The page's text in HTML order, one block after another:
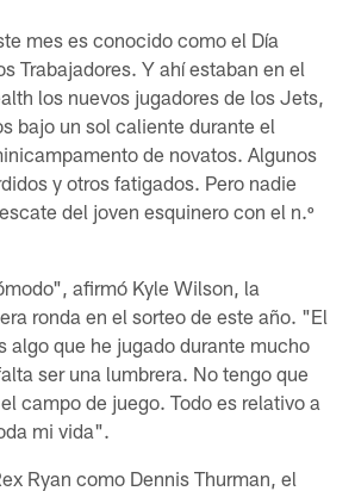
mes es conocido como el Día
Trabajadores. Y ahí estaban en el
los nuevos jugadores de los Jets,
bajo un sol caliente durante el
de novatos. Algunos
y otros fatigados. Pero nadie
del joven esquinero con el n.º
afirmó Kyle Wilson, la
ronda en el sorteo de este año. "El
algo que he jugado durante mucho
ser una lumbrera. No tengo que
campo de juego. Todo es relativo a
mi vida".
Ryan como Dennis Thurman, el